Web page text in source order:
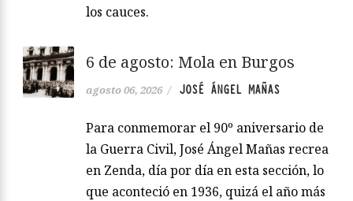
los cauces.
6 de agosto: Mola en Burgos
agosto 06, 2026 / JOSÉ ÁNGEL MAÑAS
Para conmemorar el 90º aniversario de
la Guerra Civil, José Ángel Mañas recrea
en Zenda, día por día en esta sección, lo
que aconteció en 1936, quizá el año más